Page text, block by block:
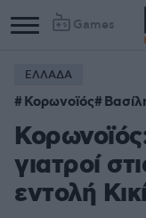
Games
ΕΛΛΑΔΑ
Κορωνοϊός
γιατροί
εντολή